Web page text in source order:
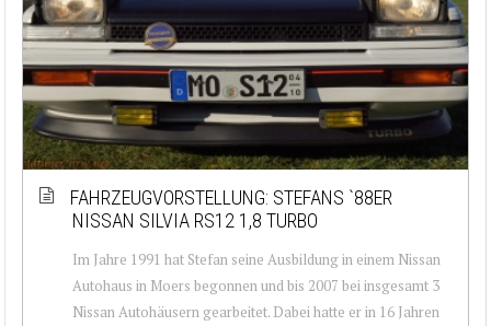
FAHRZEUGVORSTELLUNG: STEFANS `88ER
NISSAN SILVIA RS12 1,8 TURBO
Im Jahre 1991 hat Stefan seine Ausbildung in einem Nissan
Autohaus in Moers begonnen und bis 2007 bei insgesamt 3
Nissan Autohäusern gearbeitet. Dabei hatte er in 16 Jahren